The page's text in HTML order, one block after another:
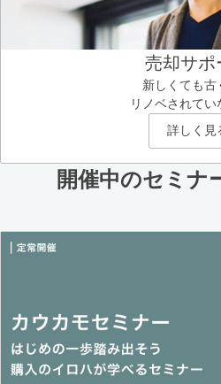
売却サポ
新しくても古
リノベされてい
詳しく見
開催中のセミナ